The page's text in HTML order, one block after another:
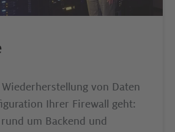
von Daten
Ihrer Firewall geht:
rund um Backend und